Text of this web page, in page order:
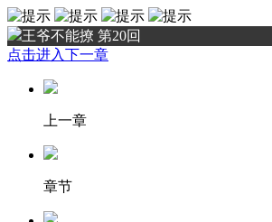
王爷不能撩 第20回
点击进入下一章
上一章
章节